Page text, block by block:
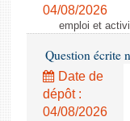
04/08/2026
emploi et
Question écrite
Date de
dépôt :
04/08/2026